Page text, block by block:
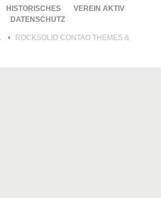
HISTORISCHES
VEREIN AKTIV
DATENSCHUTZ
ROCKSOLID CONTAO THEMES &